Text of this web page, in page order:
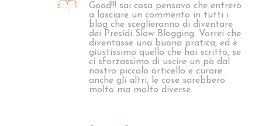
Good!!! sai cosa pensavo che entrerò
a lasciare un commento in tutti i
blog che sceglieranno di diventare
dei Presidi Slow Blogging. Vorrei che
diventasse una buona pratica, ed è
giustissimo quello che hai scritto, se
ci sforzassimo di uscire un pò dal
nostro piccolo orticello e curare
anche gli altri, le cose sarebbero
molto ma molto diverse.